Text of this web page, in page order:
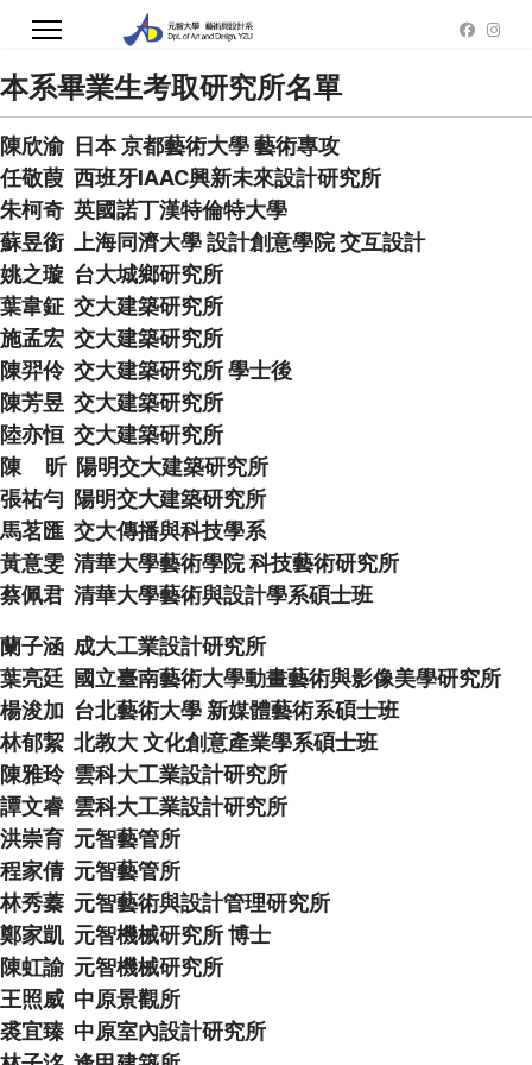
本系畢業生考取研究所名單
陳欣渝 日本 京都藝術大學 藝術專攻
任敬葭 西班牙IAAC興新未來設計研究所
朱柯奇 英國諾丁漢特倫特大學
蘇昱銜 上海同濟大學 設計創意學院 交互設計
姚之璇 台大城鄉研究所
葉韋鉦 交大建築研究所
施孟宏 交大建築研究所
陳羿伶 交大建築研究所 學士後
陳芳昱 交大建築研究所
陸亦恒 交大建築研究所
陳 昕 陽明交大建築研究所
張祐勻 陽明交大建築研究所
馬茗匯 交大傳播與科技學系
黃意雯 清華大學藝術學院 科技藝術研究所
蔡佩君 清華大學藝術與設計學系碩士班
蘭子涵 成大工業設計研究所
葉亮廷 國立臺南藝術大學動畫藝術與影像美學研究所
楊浚加 台北藝術大學 新媒體藝術系碩士班
林郁絜 北教大 文化創意產業學系碩士班
陳雅玲 雲科大工業設計研究所
譚文睿 雲科大工業設計研究所
洪崇育 元智藝管所
程家倩 元智藝管所
林秀蓁 元智藝術與設計管理研究所
鄭家凱 元智機械研究所 博士
陳虹諭 元智機械研究所
王照威 中原景觀所
裘宜臻 中原室內設計研究所